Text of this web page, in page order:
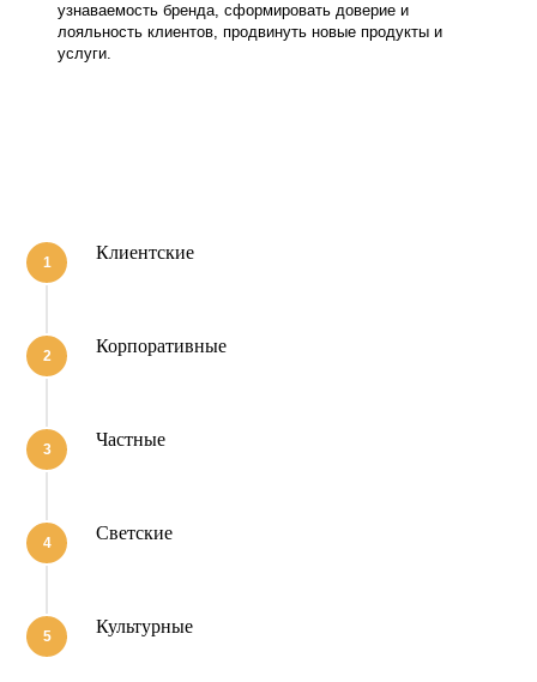
узнаваемость бренда, сформировать доверие и
лояльность клиентов, продвинуть новые продукты и
услуги.
Клиентские
Корпоративные
Частные
Светские
Культурные